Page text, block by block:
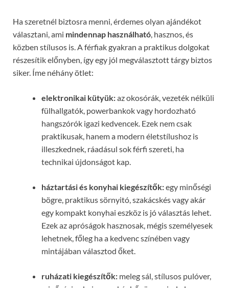
Ha szeretnél biztosra menni, érdemes olyan ajándékot
választani, ami mindennap használható , hasznos, és
közben stílusos is. A férfiak gyakran a praktikus dolgokat
részesítik előnyben, így egy jól megválasztott tárgy biztos
siker. Íme néhány ötlet:
elektronikai kütyük:az okosórák, vezeték nélküli
fülhallgatók, powerbankok vagy hordozható
hangszórók igazi kedvencek. Ezek nem csak
praktikusak, hanem a modern életstílushoz is
illeszkednek, ráadásul sok férfi szereti, ha
technikai újdonságot kap.
háztartási és konyhai kiegészítők:egy minőségi
bögre, praktikus sörnyitó, szakácskés vagy akár
egy kompakt konyhai eszköz is jó választás lehet.
Ezek az apróságok hasznosak, mégis személyesek
lehetnek, főleg ha a kedvenc színében vagy
mintájában választod őket.
ruházati kiegészítők: meleg sál, stílusos pulóver,